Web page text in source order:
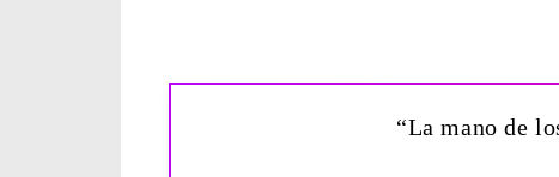
“La mano de